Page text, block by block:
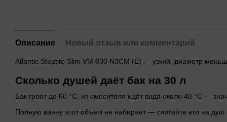
Описание Новый отзыв или комментарий
Atlantic Steatitе Slim VM 030 N3CM (E) — узкий, диаметр
Сколько душей даёт бак на 30 л
Бак греет до 60 °C, из смесителя идёт вода около 40 °C —
Полную ванну этот объём не набирает — считайте его на душ